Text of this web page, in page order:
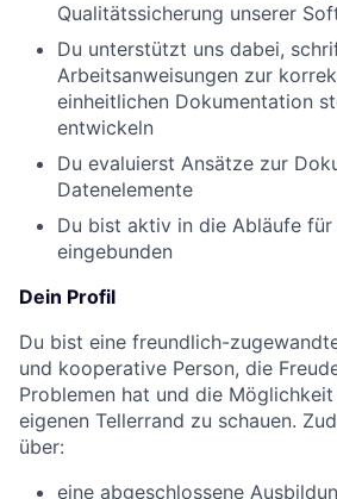
Qualitätssicherung unserer
Du unterstützt uns dabei,
Arbeitsanweisungen zur
einheitlichen Dokumentation
entwickeln
Du evaluierst Ansätze zur
Datenelemente
Du bist aktiv in die Abläufe
eingebunden
Dein Profil
Du bist eine freundlich-
und kooperative Person, die
Problemen hat und die
eigenen Tellerrand zu schauen.
über:
eine abgeschlossene